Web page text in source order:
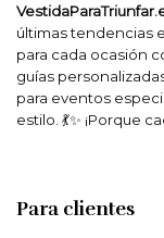
últimas tendencias
para cada ocasión
guías
para eventos
estilo. 💃✨ ¡Porque
Para clientes